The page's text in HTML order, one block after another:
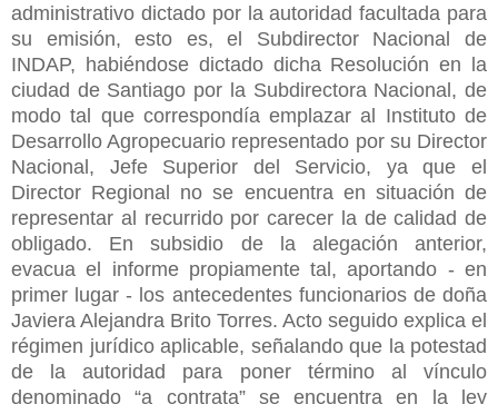
administrativo dictado por la autoridad facultada para
su emisión, esto es, el Subdirector Nacional de
INDAP, habiéndose dictado dicha Resolución en la
ciudad de Santiago por la Subdirectora Nacional, de
modo tal que correspondía emplazar al Instituto de
Desarrollo Agropecuario representado por su Director
Nacional, Jefe Superior del Servicio, ya que el
Director Regional no se encuentra en situación de
representar al recurrido por carecer la de calidad de
obligado. En subsidio de la alegación anterior,
evacua el informe propiamente tal, aportando - en
primer lugar - los antecedentes funcionarios de doña
Javiera Alejandra Brito Torres. Acto seguido explica el
régimen jurídico aplicable, señalando que la potestad
de la autoridad para poner término al vínculo
denominado “a contrata” se encuentra en la ley